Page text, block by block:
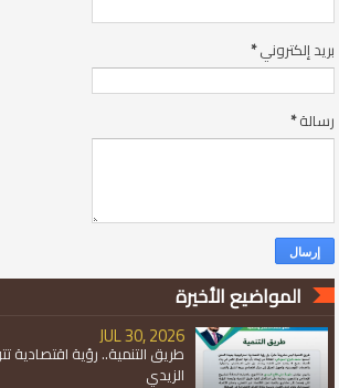
بريد إلكتروني*
رسالة*
المواضيع الأخيرة
JUL 30, 2026
طريق التنمية.. رؤية
الزيدي